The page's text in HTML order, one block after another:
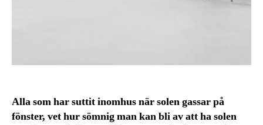
Alla som har suttit inomhus när solen gassar på
fönster, vet hur sömnig man kan bli av att ha solen